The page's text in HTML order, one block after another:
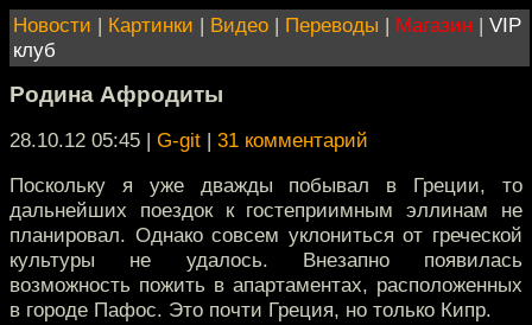
Новости | Картинки | Видео | Переводы | Магазин | VIP
клуб
Родина Афродиты
28.10.12 05:45 | G-git | 31 комментарий
Поскольку я уже дважды побывал в Греции, то
дальнейших поездок к гостеприимным эллинам не
планировал. Однако совсем уклониться от греческой
культуры не удалось. Внезапно появилась
возможность пожить в апартаментах, расположенных
в городе Пафос. Это почти Греция, но только Кипр.